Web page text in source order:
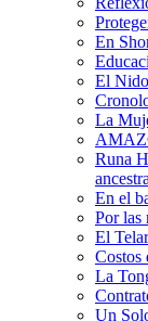
En
El
La
Runa
En el
Por las
El
Costos
La
Un